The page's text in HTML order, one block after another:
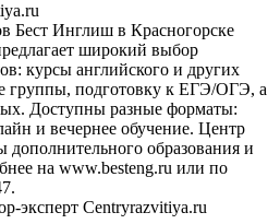
Бест Инглиш в Красногорске
широкий выбор
курсы английского и других
группы, подготовку к ЕГЭ/ОГЭ, а
Доступны разные форматы:
и вечернее обучение. Центр
образования и
на www.besteng.ru или по
эксперт Centryrazvitiya.ru